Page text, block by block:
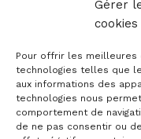
Gérer
cookies
Pour offrir les meilleures
technologies telles que
aux informations des
technologies nous
comportement de
de ne pas consentir ou
Bâtiment Laennec
13100 Aix-en-
✉ contact@crige-